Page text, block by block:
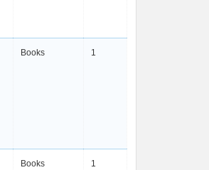
Books 1
Books 1